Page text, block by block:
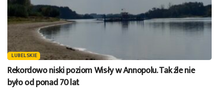
LUBELSKIE
Rekordowo niski poziom Wisły w Annopolu. Tak źle nie
było od ponad 70 lat